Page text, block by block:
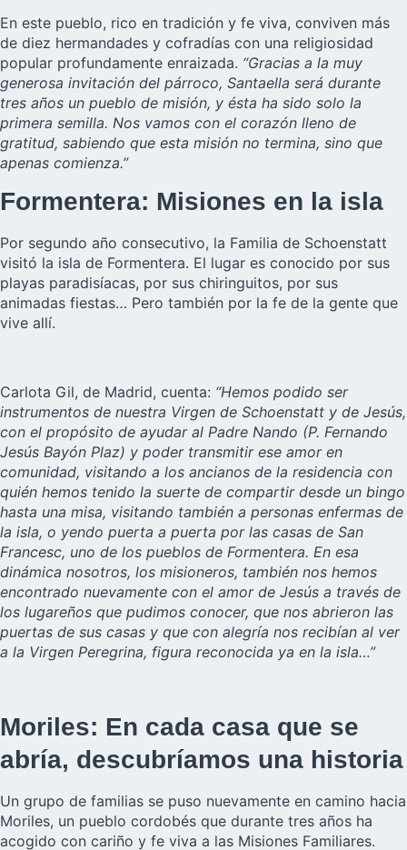
En este pueblo, rico en tradición y fe viva, conviven más
de diez hermandades y cofradías con una religiosidad
popular profundamente enraizada. “Gracias a la muy
generosa invitación del párroco, Santaella será durante
tres años un pueblo de misión, y ésta ha sido solo la
primera semilla. Nos vamos con el corazón lleno de
gratitud, sabiendo que esta misión no termina, sino que
apenas comienza.”
Formentera: Misiones en la isla
Por segundo año consecutivo, la Familia de Schoenstatt
visitó la isla de Formentera. El lugar es conocido por sus
playas paradisíacas, por sus chiringuitos, por sus
animadas fiestas… Pero también por la fe de la gente que
vive allí.
Carlota Gil, de Madrid, cuenta: “Hemos podido ser
instrumentos de nuestra Virgen de Schoenstatt y de Jesús,
con el propósito de ayudar al Padre Nando (P. Fernando
Jesús Bayón Plaz) y poder transmitir ese amor en
comunidad, visitando a los ancianos de la residencia con
quién hemos tenido la suerte de compartir desde un bingo
hasta una misa, visitando también a personas enfermas de
la isla, o yendo puerta a puerta por las casas de San
Francesc, uno de los pueblos de Formentera. En esa
dinámica nosotros, los misioneros, también nos hemos
encontrado nuevamente con el amor de Jesús a través de
los lugareños que pudimos conocer, que nos abrieron las
puertas de sus casas y que con alegría nos recibían al ver
a la Virgen Peregrina, figura reconocida ya en la isla…”
Moriles: En cada casa que se
abría, descubríamos una historia
Un grupo de familias se puso nuevamente en camino hacia
Moriles, un pueblo cordobés que durante tres años ha
acogido con cariño y fe viva a las Misiones Familiares.